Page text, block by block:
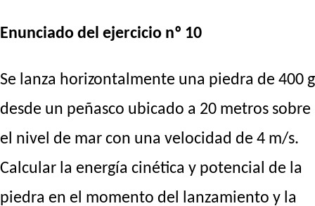
Enunciado del ejercicio nº 10
Se lanza horizontalmente una piedra de 400 g
desde un peñasco ubicado a 20 metros sobre
el nivel de mar con una velocidad de 4 m/s.
Calcular la energía cinética y potencial de la
piedra en el momento del lanzamiento y la